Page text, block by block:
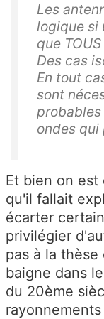
Les
logique si
que
Des cas
En tout
sont
ondes
Et bien on est
qu'il fallait
écarter
privilégier
pas à la
baigne dans
du 20ème